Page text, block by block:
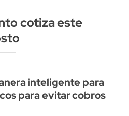
cotiza este
inteligente para
para evitar cobros